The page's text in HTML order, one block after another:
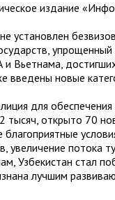
издание
установлен
введены новые
для
открыто 70
потока
Узбекистан стал
лучшим